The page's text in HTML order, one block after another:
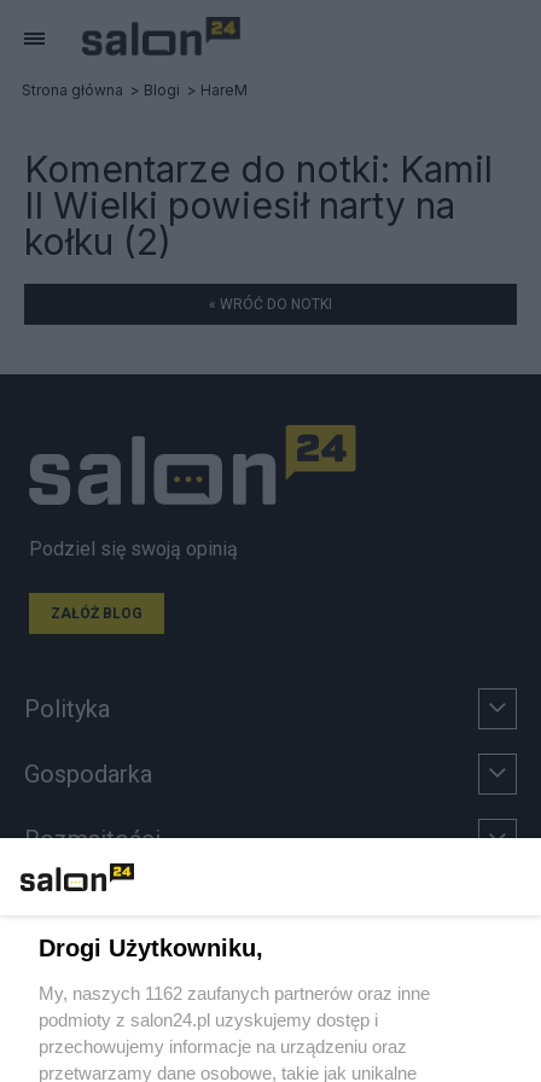
Strona główna Blogi HareM
Komentarze do notki: Kamil
II Wielki powiesił narty na
kołku (2)
« WRÓĆ DO NOTKI
Podziel się swoją opinią
ZAŁÓŻ BLOG
Polityka
Gospodarka
Rozmaitości
Sport
Społeczeństwo
Drogi Użytkowniku,
My, naszych 1162 zaufanych partnerów oraz inne
podmioty z salon24.pl uzyskujemy dostęp i
przechowujemy informacje na urządzeniu oraz
przetwarzamy dane osobowe, takie jak unikalne